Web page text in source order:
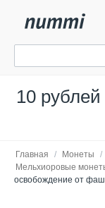
10
Главная / Монеты /
Мельхиоровые
освобождение от